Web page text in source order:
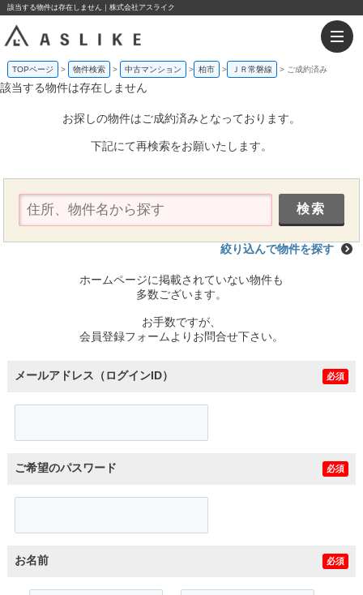
該当する物件は存在しません｜株式会社アスライク
TOPページ 物件検索 中古マンション 柏市 ＪＲ常磐線 ご成約済み
該当する物件は存在しません
お探しの物件はご成約済みとなっております。
下記にて再検索をお願いたします。
絞り込んで物件を探す
ホームページに掲載されていない物件も
多数ございます。
お手数ですが、
会員登録フォームよりお問合せ下さい。
メールアドレス（ログインID） 必須
ご希望のパスワード 必須
お名前 必須